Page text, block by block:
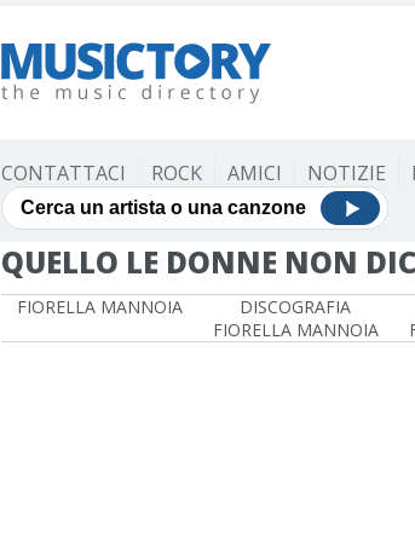
CONTATTACI ROCK AMICI NOTIZIE
QUELLO LE DONNE NON
FIORELLA MANNOIA
DISCOGRAFIA
FIORELLA MANNOIA